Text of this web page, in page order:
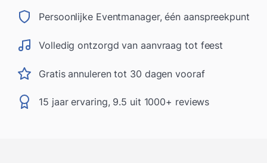
Persoonlijke Eventmanager, één aanspreekpunt
Volledig ontzorgd van aanvraag tot feest
Gratis annuleren tot 30 dagen vooraf
15 jaar ervaring, 9.5 uit 1000+ reviews